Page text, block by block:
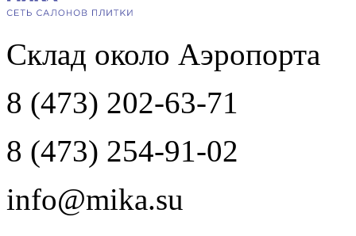
Склад около Аэропорта
8 (473) 202-63-71
8 (473) 254-91-02
info@mika.su